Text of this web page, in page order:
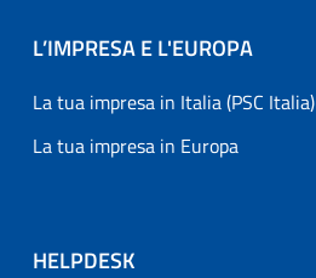
L’IMPRESA E L'EUROPA
La tua impresa in Italia (PSC Italia)
La tua impresa in Europa
HELPDESK